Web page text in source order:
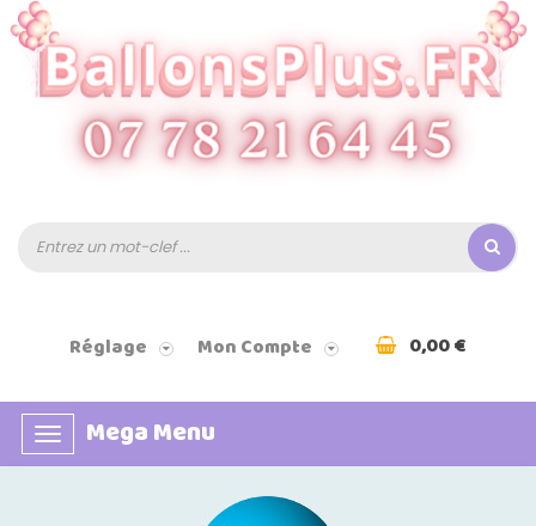
Réglage Mon Compte 0,00 €
Basculer
la
Mega Menu